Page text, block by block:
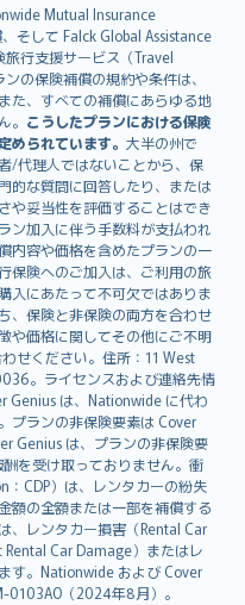
Mutual Insurance
そして Falck Global Assistance
行支援サービス（Travel
の保険補償の規約や条件は、
た、すべての補償にあらゆる地
。 こうしたプランにおける保険
められています。 大半の州で
/代理人ではないことから、保
的な質問に回答したり、または
や妥当性を評価することはでき
ン加入に伴う手数料が支払われ
内容や価格を含めたプランの一
保険へのご加入は、ご利用の旅
入にあたって不可欠ではありま
、保険と非保険の両方を合わせ
や価格に関してその他にご不明
せください。住所：11 West
。ライセンスおよび連絡先情
Genius は、Nationwide に代わ
プランの非保険要素は Cover
Genius は、プランの非保険要
を受け取っておりません。衝
CDP）は、レンタカーの紛失
額の全額または一部を補償する
、レンタカー損害（Rental Car
Car Damage）またはレ
す。Nationwide および Cover
0103AO（2024年8月）。